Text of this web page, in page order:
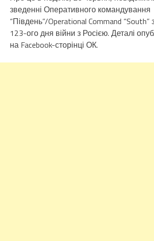
зведенні Оперативного командування
“Південь”/Operational Command “South”
123-ого дня війни з Росією. Деталі
на Facebook-сторінці ОК.